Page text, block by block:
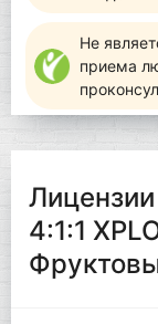
Не
приема
4:1:1